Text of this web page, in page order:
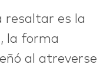
resaltar es la
la forma
al atreverse